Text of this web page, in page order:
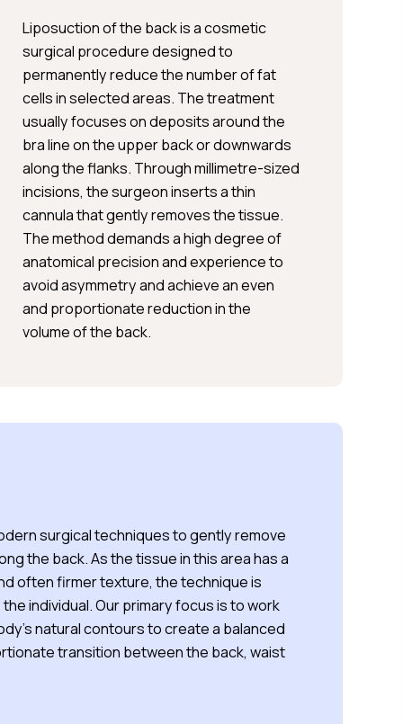
Liposuction of the back is a cosmetic
surgical procedure designed to
permanently reduce the number of fat
cells in selected areas. The treatment
usually focuses on deposits around the
bra line on the upper back or downwards
along the flanks. Through millimetre-sized
incisions, the surgeon inserts a thin
cannula that gently removes the tissue.
The method demands a high degree of
anatomical precision and experience to
avoid asymmetry and achieve an even
and proportionate reduction in the
volume of the back.
surgical techniques to gently remove
the back. As the tissue in this area has a
often firmer texture, the technique is
individual. Our primary focus is to work
natural contours to create a balanced
transition between the back, waist